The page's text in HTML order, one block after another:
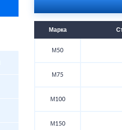
Марка
М50
М75
М100
М150